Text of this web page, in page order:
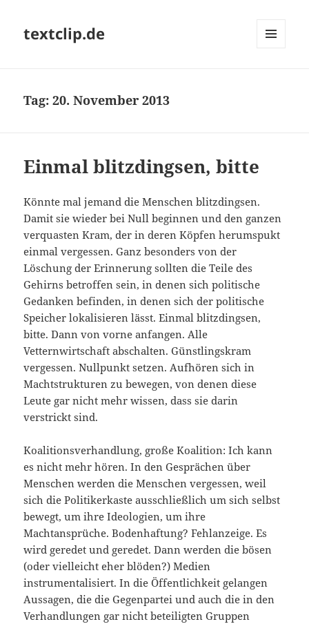
textclip.de
Tag:20. November 2013
Einmal blitzdingsen, bitte
Könnte mal jemand die Menschen blitzdingsen.
Damit sie wieder bei Null beginnen und den ganzen
verquasten Kram, der in deren Köpfen herumspukt
einmal vergessen. Ganz besonders von der
Löschung der Erinnerung sollten die Teile des
Gehirns betroffen sein, in denen sich politische
Gedanken befinden, in denen sich der politische
Speicher lokalisieren lässt. Einmal blitzdingsen,
bitte. Dann von vorne anfangen. Alle
Vetternwirtschaft abschalten. Günstlingskram
vergessen. Nullpunkt setzen. Aufhören sich in
Machtstrukturen zu bewegen, von denen diese
Leute gar nicht mehr wissen, dass sie darin
verstrickt sind.
Koalitionsverhandlung, große Koalition: Ich kann
es nicht mehr hören. In den Gesprächen über
Menschen werden die Menschen vergessen, weil
sich die Politikerkaste ausschließlich um sich selbst
bewegt, um ihre Ideologien, um ihre
Machtansprüche. Bodenhaftung? Fehlanzeige. Es
wird geredet und geredet. Dann werden die bösen
(oder vielleicht eher blöden?) Medien
instrumentalisiert. In die Öffentlichkeit gelangen
Aussagen, die die Gegenpartei und auch die in den
Verhandlungen gar nicht beteiligten Gruppen